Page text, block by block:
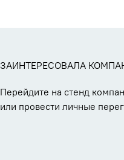
ЗАИНТЕРЕСОВАЛА
Перейдите на стенд
или провести личные